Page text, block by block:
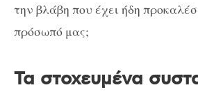
την βλάβη που έχει ήδη
πρόσωπό μας;
Τα στοχευμένα